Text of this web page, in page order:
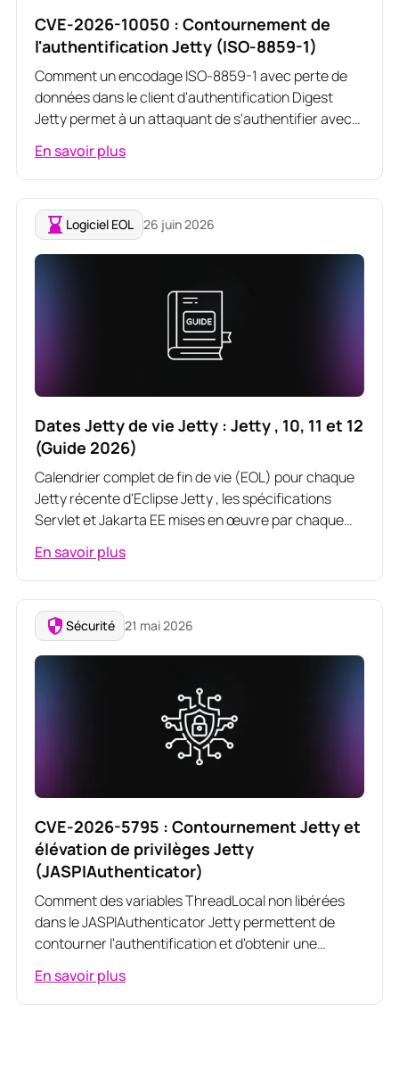
CVE-2026-10050 : Contournement de
l'authentification Jetty (ISO-8859-1)
Comment un encodage ISO-8859-1 avec perte de
données dans le client d'authentification Digest
Jetty permet à un attaquant de s'authentifier avec
En savoir plus
Logiciel EOL 26 juin 2026
Dates Jetty de vie Jetty : Jetty , 10, 11 et 12
(Guide 2026)
Calendrier complet de fin de vie (EOL) pour chaque
Jetty récente d'Eclipse Jetty , les spécifications
Servlet et Jakarta EE mises en œuvre par chaque
les Jetty , 10 et 11 Jetty ne sont plus publiées sur
Maven Central.
En savoir plus
Sécurité 21 mai 2026
CVE-2026-5795 : Contournement Jetty et
élévation de privilèges Jetty
(JASPIAuthenticator)
Comment des variables ThreadLocal non libérées
dans le JASPIAuthenticator Jetty permettent de
contourner l'authentification et d'obtenir une
En savoir plus